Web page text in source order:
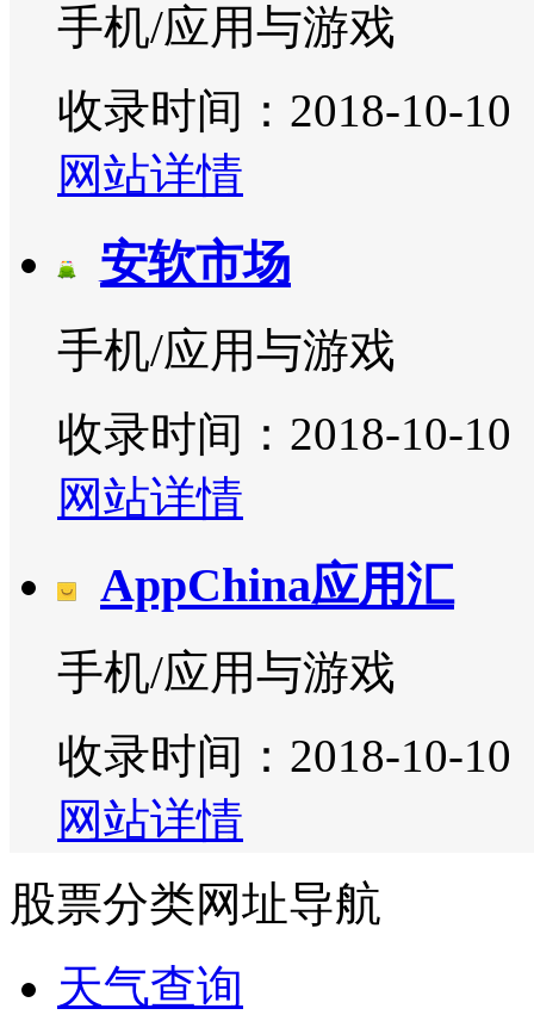
手机/应用与游戏
收录时间：2018-10-10
网站详情
安软市场
手机/应用与游戏
收录时间：2018-10-10
网站详情
AppChina应用汇
手机/应用与游戏
收录时间：2018-10-10
网站详情
股票分类网址导航
天气查询